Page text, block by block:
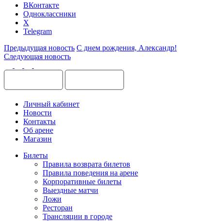
ВКонтакте
Одноклассники
X
Telegram
Предыдущая новость С днем рождения, Александр!
Следующая новость
Личный кабинет
Новости
Контакты
Об арене
Магазин
Билеты
Правила возврата билетов
Правила поведения на арене
Корпоративные билеты
Выездные матчи
Ложи
Ресторан
Трансляции в городе